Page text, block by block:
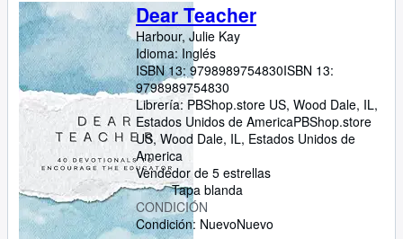
Dear Teacher
Harbour, Julie Kay
Idioma: Inglés
ISBN 13:9798989754830ISBN 13:
9798989754830
Librería:PBShop.store US, Wood Dale, IL,
Estados Unidos de AmericaPBShop.store
US, Wood Dale, IL, Estados Unidos de
America
Vendedor de 5 estrellas
Tapa blanda
CONDICIÓN
Condición: NuevoNuevo